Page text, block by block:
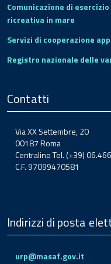
Comunicazione di
ricreativa in mare
Servizi di cooperazione
Registro nazionale delle
Contatti
Via XX Settembre, 20
00187 Roma
Centralino Tel. (+39)
C.F. 97099470581
Indirizzi di posta
urp@masaf.gov.it